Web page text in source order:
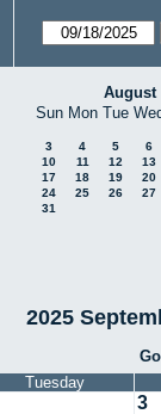
August
Sun Mon Tue
3 4 5
6
10
11 12
13
17
18 19
20
24
25 26
27
31
2025
Tuesday
3